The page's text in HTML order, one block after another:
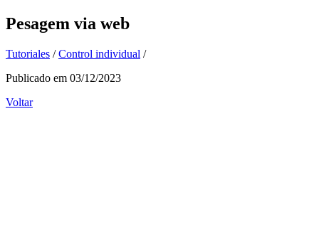
Pesagem via web
Tutoriales / Control individual /
Publicado em 03/12/2023
Voltar